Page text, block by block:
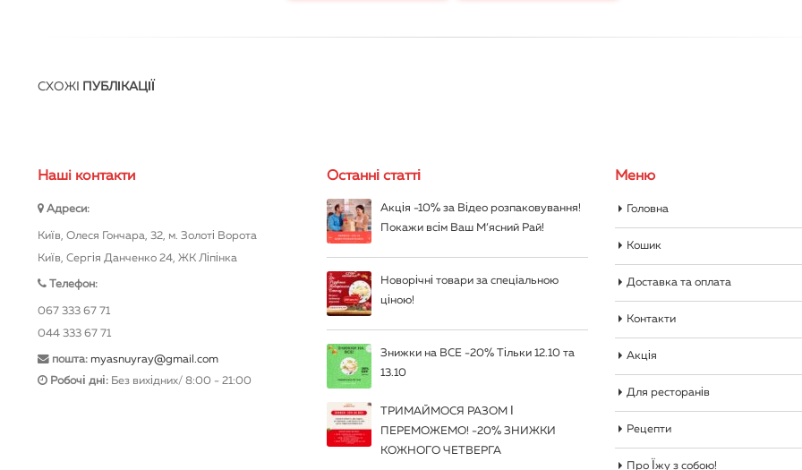
СХОЖІ ПУБЛІКАЦІЇ
Нашi контакти
Адреси:
Київ, Олеся Гончара, 32, м. Золоті Ворота
Київ, Сергія Данченко 24, ЖК Ліпінка
Телефон:
067 333 67 71
044 333 67 71
пошта: myasnuyray@gmail.com
Робочі дні: Без вихідних/ 8:00 - 21:00
Останні статті
Акція -10% за Відео розпаковування!
Покажи всім Ваш М’ясний Рай!
Новорічні товари за спеціальною
ціною!
Знижки на ВСЕ -20% Тільки 12.10 та
13.10
ТРИМАЙМОСЯ РАЗОМ І
ПЕРЕМОЖЕМО! -20% ЗНИЖКИ
КОЖНОГО ЧЕТВЕРГА
Меню
Головна
Кошик
Доставка та оплата
Контакти
Акція
Для ресторанів
Рецепти
Про Їжу з собою!